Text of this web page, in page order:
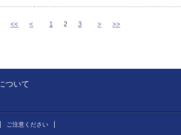
<< < 1 2 3 > >>
ついて
ご注意ください